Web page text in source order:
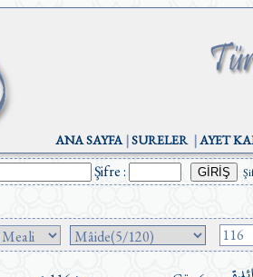
ANA SAYFA|SURELER|AYET
Şifre :